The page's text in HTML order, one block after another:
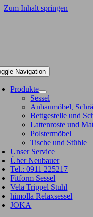
Zum Inhalt springen
Navigation
Produkte
Sessel
Anbaumöbel,
Bettgestelle und
Lattenroste und
Polstermöbel
Tische und Stühle
Unser Service
Über Neubauer
Tel.: 0911 225217
Fitform Sessel
Vela Trippel Stuhl
himolla Relaxsessel
JOKA